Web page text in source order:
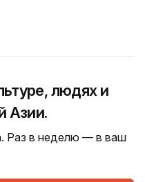
людях и
Азии.
Раз в неделю — в ваш